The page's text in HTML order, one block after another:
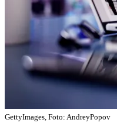
GettyImages, Foto: AndreyPopov